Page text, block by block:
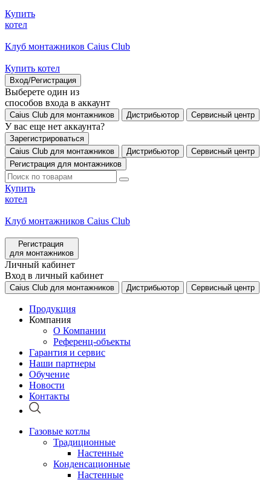
Купить
котел
Клуб монтажников Caius Club
Купить котел
Вход/Регистрация
Выберете один из
способов входа в аккаунт
Caius Club для монтажников Дистрибьютор Сервисный центр
У вас еще нет аккаунта?
Зарегистрироваться
Caius Club для монтажников
Дистрибьютор
Сервисный центр
Регистрация для монтажников
Купить
котел
Клуб монтажников Caius Club
Регистрация
для монтажников
Личный кабинет
Вход в личный кабинет
Caius Club для монтажников Дистрибьютор Сервисный центр
Продукция
Компания
О Компании
Референц-объекты
Гарантия и сервис
Наши партнеры
Обучение
Новости
Контакты
Газовые котлы
Традиционные
Настенные
Конденсационные
Настенные